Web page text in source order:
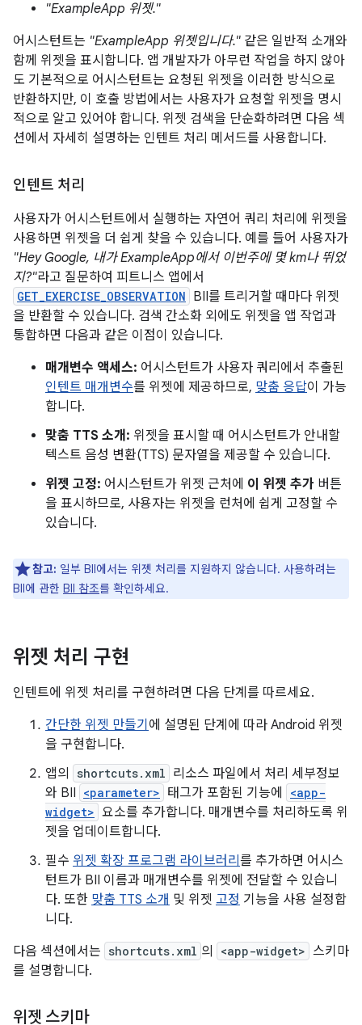
"ExampleApp 위젯."
어시스턴트는 "ExampleApp 위젯입니다." 같은 일반적 소개와
함께 위젯을 표시합니다. 앱 개발자가 아무런 작업을 하지 않아
도 기본적으로 어시스턴트는 요청된 위젯을 이러한 방식으로
반환하지만, 이 호출 방법에서는 사용자가 요청할 위젯을 명시
적으로 알고 있어야 합니다. 위젯 검색을 단순화하려면 다음 섹
션에서 자세히 설명하는 인텐트 처리 메서드를 사용합니다.
인텐트 처리
사용자가 어시스턴트에서 실행하는 자연어 쿼리 처리에 위젯을
사용하면 위젯을 더 쉽게 찾을 수 있습니다. 예를 들어 사용자가
"Hey Google, 내가 ExampleApp에서 이번주에 몇 km나 뛰었
지?"라고 질문하여 피트니스 앱에서
GET_EXERCISE_OBSERVATION BII를 트리거할 때마다 위젯
을 반환할 수 있습니다. 검색 간소화 외에도 위젯을 앱 작업과
통합하면 다음과 같은 이점이 있습니다.
매개변수 액세스: 어시스턴트가 사용자 쿼리에서 추출된
인텐트 매개변수를 위젯에 제공하므로, 맞춤 응답이 가능
합니다.
맞춤 TTS 소개: 위젯을 표시할 때 어시스턴트가 안내할
텍스트 음성 변환(TTS) 문자열을 제공할 수 있습니다.
위젯 고정: 어시스턴트가 위젯 근처에 이 위젯 추가 버튼
을 표시하므로, 사용자는 위젯을 런처에 쉽게 고정할 수
있습니다.
참고: 일부 BII에서는 위젯 처리를 지원하지 않습니다. 사용하려는
BII에 관한 BII 참조를 확인하세요.
위젯 처리 구현
인텐트에 위젯 처리를 구현하려면 다음 단계를 따르세요.
간단한 위젯 만들기 에 설명된 단계에 따라 Android 위젯
을 구현합니다.
앱의
shortcuts.xml 리소스 파일에서 처리 세부정보
와 BII <parameter> 태그가 포함된 기능에
<app-
widget> 요소를 추가합니다. 매개변수를 처리하도록 위
젯을 업데이트합니다.
필수 위젯 확장 프로그램 라이브러리 를 추가하면 어시스
턴트가 BII 이름과 매개변수를 위젯에 전달할 수 있습니
다. 또한 맞춤 TTS 소개 및 위젯 고정 기능을 사용 설정합
니다.
다음 섹션에서는 shortcuts.xml 의 <app-widget> 스키마
를 설명합니다.
위젯 스키마